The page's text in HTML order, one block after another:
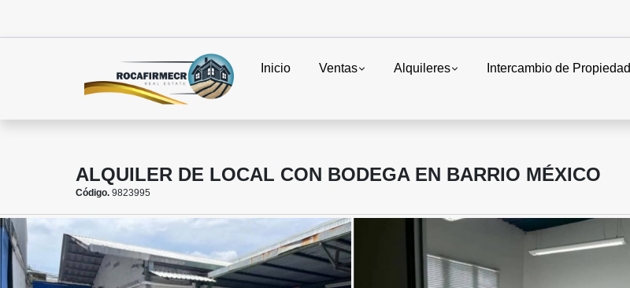
Inicio Ventas Alquileres Intercambio de Propiedad
ALQUILER DE LOCAL CON BODEGA EN BARRIO MÉXICO
Código. 9823995